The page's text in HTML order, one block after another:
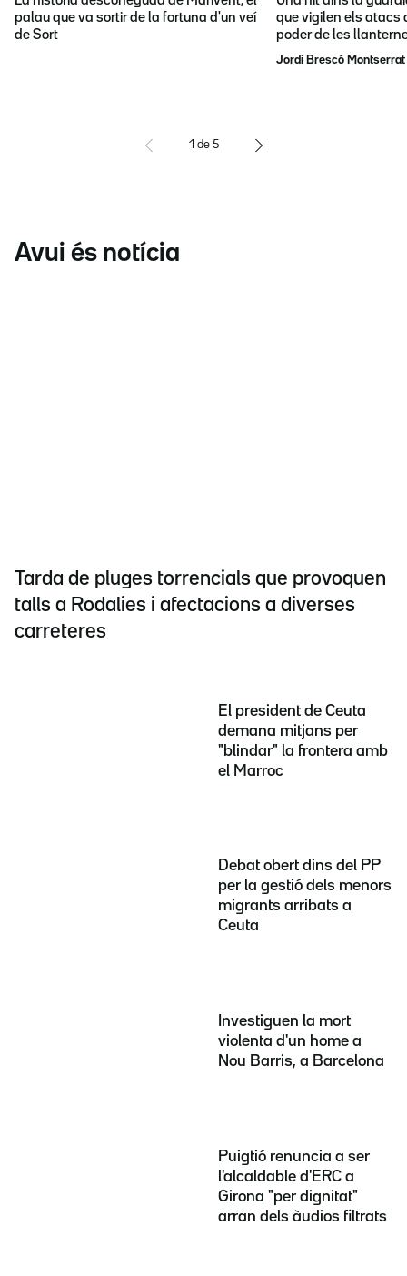
palau que va sortir de la fortuna d'un veí
de Sort
que vigilen els atacs
poder de les
Jordi Brescó Montserrat
1 de 5
Avui és notícia
Tarda de pluges torrencials que provoquen
talls a Rodalies i afectacions a diverses
carreteres
El president de Ceuta
demana mitjans per
"blindar" la frontera amb
el Marroc
Debat obert dins del PP
per la gestió dels menors
migrants arribats a
Ceuta
Investiguen la mort
violenta d'un home a
Nou Barris, a Barcelona
Puigtió renuncia a ser
l'alcaldable d'ERC a
Girona "per dignitat"
arran dels àudios filtrats